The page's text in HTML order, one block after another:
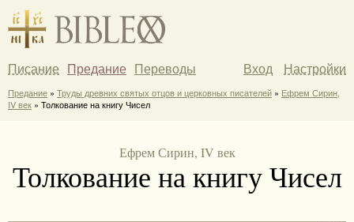
Писание Предание Переводы Вход Настройки
Предание » Труды древних святых отцов и церковных писателей » Ефрем Сирин,
IV век » Толкование на книгу Чисел
Ефрем Сирин, IV век
Толкование на книгу Чисел